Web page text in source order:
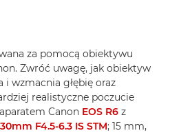
za pomocą obiektywu
Zwróć uwagę, jak obiektyw
wzmacnia głębię oraz
realistyczne poczucie
Canon EOS R6 z
30mm F4.5-6.3 IS STM; 15 mm,